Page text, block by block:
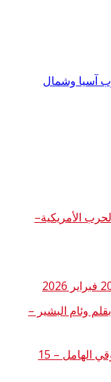
آسيا وشمال
الأمريكية–
وئام البشير –
قناة الجزيرة تُسْكتُ الماضي، بقلم شوقي الهامل – 15